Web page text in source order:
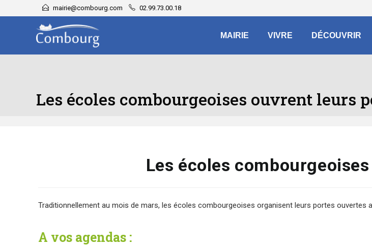
mairie@combourg.com 02.99.73.00.18
MAIRIE VIVRE DÉCOUVRIR
Les écoles combourgeoises ouvrent leurs
Les écoles
Traditionnellement au mois de mars, les écoles combourgeoises organisent leurs portes ouvertes
A vos agendas :